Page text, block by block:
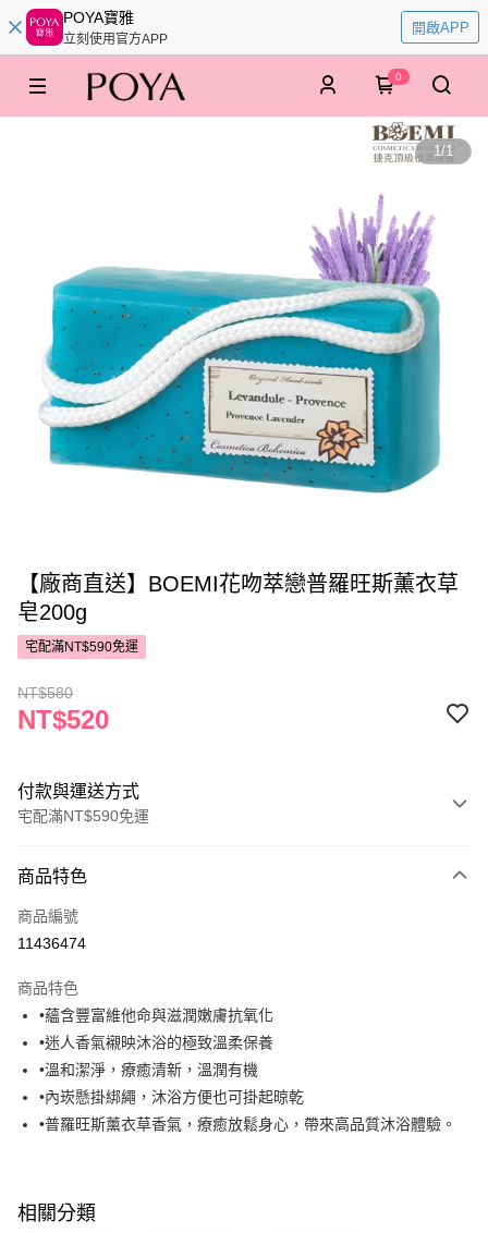
POYA寶雅
立刻使用官方APP
開啟APP
0
1/1
【廠商直送】BOEMI花吻萃戀普羅旺斯薰衣草
皂200g
宅配滿NT$590免運
NT$580
NT$520
付款與運送方式
宅配滿NT$590免運
POYA支付
信用卡一次付款
Apple Pay
街口支付
悠遊付
Google Pay
【關於「AFTEE先享後付」】
商品特色
商品編號
11436474
商品特色
•蘊含豐富維他命與滋潤嫩膚抗氧化
•迷人香氣襯映沐浴的極致溫柔保養
•溫和潔淨，療癒清新，溫潤有機
•內崁懸掛綁繩，沐浴方便也可掛起晾乾
•普羅旺斯薰衣草香氣，療癒放鬆身心，帶來高品質沐浴體驗。
相關分類